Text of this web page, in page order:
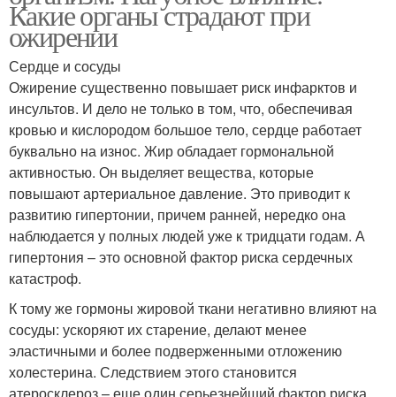
Какие органы страдают при
ожирении
Сердце и сосуды
Ожирение существенно повышает риск инфарктов и
инсультов. И дело не только в том, что, обеспечивая
кровью и кислородом большое тело, сердце работает
буквально на износ. Жир обладает гормональной
активностью. Он выделяет вещества, которые
повышают артериальное давление. Это приводит к
развитию гипертонии, причем ранней, нередко она
наблюдается у полных людей уже к тридцати годам. А
гипертония – это основной фактор риска сердечных
катастроф.
К тому же гормоны жировой ткани негативно влияют на
сосуды: ускоряют их старение, делают менее
эластичными и более подверженными отложению
холестерина. Следствием этого становится
атеросклероз – еще один серьезнейший фактор риска